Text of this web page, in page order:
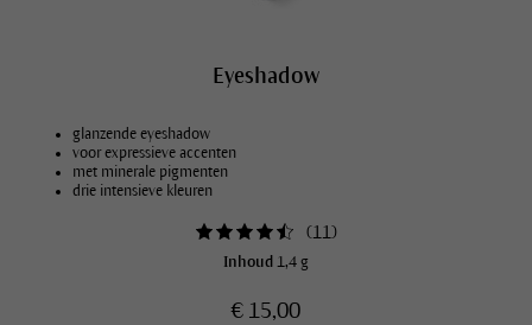
Eyeshadow
glanzende eyeshadow
voor expressieve accenten
met minerale pigmenten
drie intensieve kleuren
(11 )
Inhoud 1,4 g
€ 15,00